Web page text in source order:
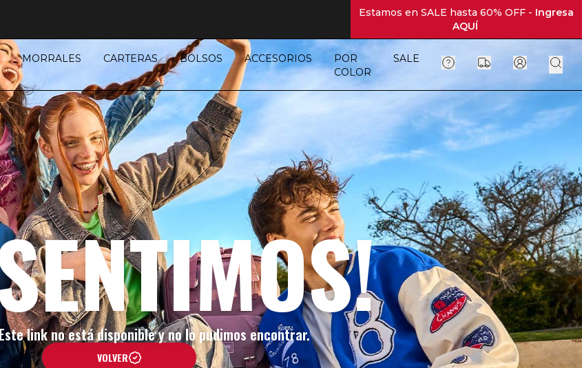
Estamos en SALE hasta 60% OFF - Ingresa
AQUÍ
MORRALES CARTERAS BOLSOS ACCESORIOS
POR
COLOR
SALE
Este link no está disponible y no lo pudimos encontrar.
VOLVER